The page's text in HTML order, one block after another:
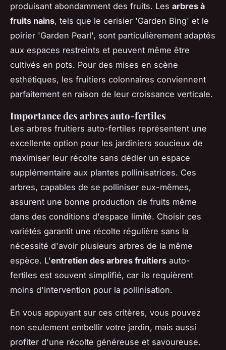
produisant abondamment des fruits. Les arbres à
fruits nains, tels que le cerisier 'Garden Bing' et le
poirier 'Garden Pearl', sont particulièrement adaptés
aux espaces restreints et peuvent même être
cultivés en pots. Pour des mises en scène
esthétiques, les fruitiers colonnaires conviennent
parfaitement en raison de leur croissance verticale.
Importance des arbres auto-fertiles
Les arbres fruitiers auto-fertiles représentent une
excellente option pour les jardiniers soucieux de
maximiser leur récolte sans dédier un espace
supplémentaire aux plantes pollinisatrices. Ces
arbres, capables de se polliniser eux-mêmes,
assurent une bonne production de fruits même
dans des conditions d'espace limité. Choisir ces
variétés garantit une récolte régulière sans la
nécessité d'avoir plusieurs arbres de la même
espèce. L'entretien des arbres fruitiers auto-
fertiles est souvent simplifié, car ils requièrent
moins d'intervention pour la pollinisation.
En vous appuyant sur ces critères, vous pouvez
non seulement embellir votre jardin, mais aussi
profiter d'une récolte généreuse et savoureuse.